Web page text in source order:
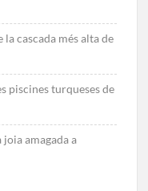
la cascada més alta de
piscines turqueses de
amagada a